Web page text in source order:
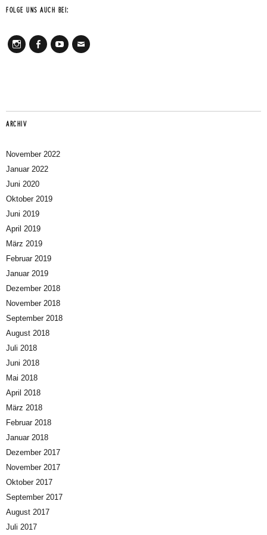
FOLGE UNS AUCH BEI:
ARCHIV
November 2022
Januar 2022
Juni 2020
Oktober 2019
Juni 2019
April 2019
März 2019
Februar 2019
Januar 2019
Dezember 2018
November 2018
September 2018
August 2018
Juli 2018
Juni 2018
Mai 2018
April 2018
März 2018
Februar 2018
Januar 2018
Dezember 2017
November 2017
Oktober 2017
September 2017
August 2017
Juli 2017